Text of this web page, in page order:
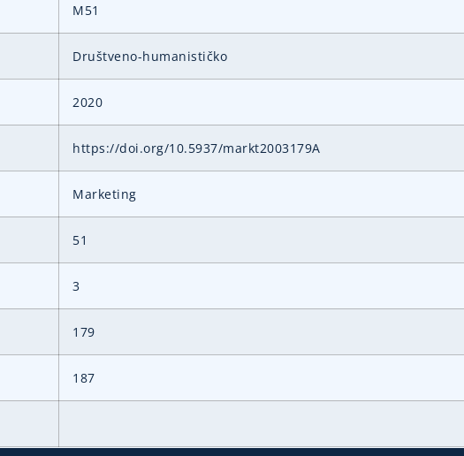
M51
Društveno-humanističko
2020
https://doi.org/10.5937/markt2003179A
Marketing
51
3
179
187